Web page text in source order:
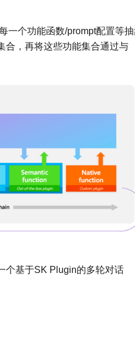
一个功能函数/prompt配置等
合，再将这些功能集合通过与
个基于SK Plugin的多轮对话